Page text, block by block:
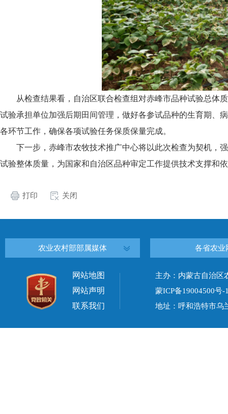
从检查结果看，自治区联合检查组对赤峰市品种试验总体
试验承担单位加强后期田间管理，做好各参试品种的生育期、
各环节工作，确保各项试验任务保质保量完成。
下一步，赤峰市农牧技术推广中心将以此次检查为契机，
试验整体质量，为国家和自治区品种审定工作提供技术支撑和
打印 关闭
农业农村部部属媒体 各省农业
网站地图
网站声明
联系我们
主办：内蒙古自治
蒙ICP备19004500号-
地址：呼和浩特市